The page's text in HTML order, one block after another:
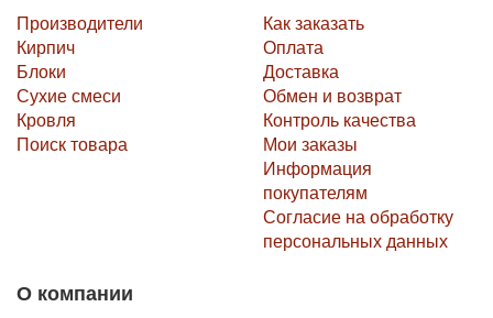
Производители
Кирпич
Блоки
Сухие смеси
Кровля
Поиск товара
Как заказать
Оплата
Доставка
Обмен и возврат
Контроль качества
Мои заказы
Информация
покупателям
Согласие на обработку
персональных данных
О компании